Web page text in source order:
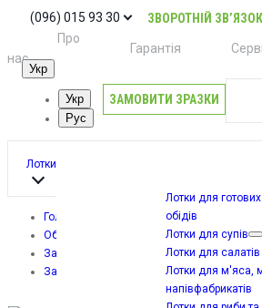
(096) 015 93 30
ЗВОРОТНІЙ ЗВ’ЯЗОК
Про
нас
Гарантія
Укр
Укр
Рус
ЗАМОВИТИ ЗРАЗКИ
Лотки
Лотки для
обідів
Лотки для супів
Лотки для
Лотки для м'яса,
напівфабрикатів
Головна
Обладнання
Запайщики лотків (трейсилери)
Запайщик для лотків TVG MAXI 60 SKIN